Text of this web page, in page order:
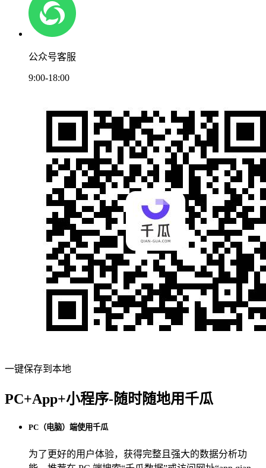
公众号客服
9:00-18:00
一键保存到本地
PC+App+小程序-随时随地用千瓜
PC（电脑）端使用千瓜
为了更好的用户体验，获得完整且强大的数据分析功